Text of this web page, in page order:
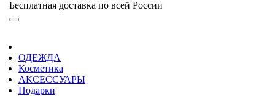
Бесплатная доставка по всей России
ОДЕЖДА
Косметика
АКСЕССУАРЫ
Подарки